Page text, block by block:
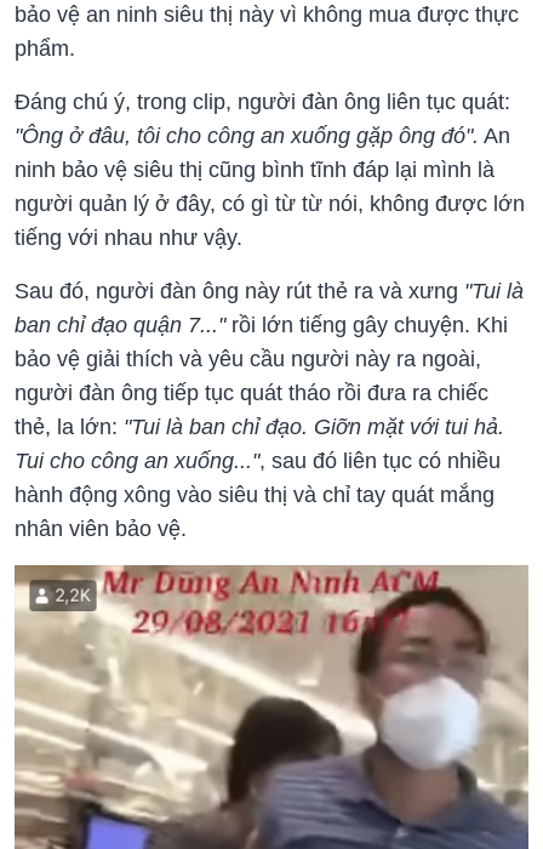
bảo vệ an ninh siêu thị này vì không mua được thực
phẩm.
Đáng chú ý, trong clip, người đàn ông liên tục quát:
"Ông ở đâu, tôi cho công an xuống gặp ông đó". An
ninh bảo vệ siêu thị cũng bình tĩnh đáp lại mình là
người quản lý ở đây, có gì từ từ nói, không được lớn
tiếng với nhau như vậy.
Sau đó, người đàn ông này rút thẻ ra và xưng "Tui là
ban chỉ đạo quận 7..."rồi lớn tiếng gây chuyện. Khi
bảo vệ giải thích và yêu cầu người này ra ngoài,
người đàn ông tiếp tục quát tháo rồi đưa ra chiếc
thẻ, la lớn: "Tui là ban chỉ đạo. Giỡn mặt với tui hả.
Tui cho công an xuống...", sau đó liên tục có nhiều
hành động xông vào siêu thị và chỉ tay quát mắng
nhân viên bảo vệ.